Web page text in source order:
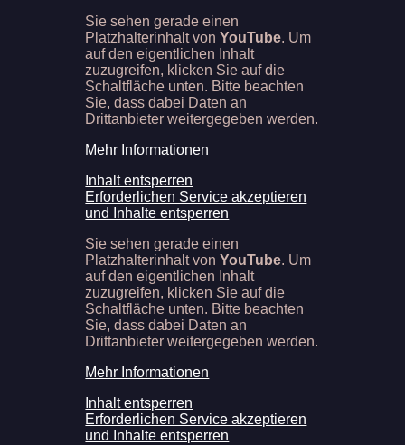
Sie sehen gerade einen
Platzhalterinhalt vonYouTube. Um
auf den eigentlichen Inhalt
zuzugreifen, klicken Sie auf die
Schaltfläche unten. Bitte beachten
Sie, dass dabei Daten an
Drittanbieter weitergegeben werden.
Mehr Informationen
Inhalt entsperren
Erforderlichen Service akzeptieren
und Inhalte entsperren
Sie sehen gerade einen
Platzhalterinhalt vonYouTube. Um
auf den eigentlichen Inhalt
zuzugreifen, klicken Sie auf die
Schaltfläche unten. Bitte beachten
Sie, dass dabei Daten an
Drittanbieter weitergegeben werden.
Mehr Informationen
Inhalt entsperren
Erforderlichen Service akzeptieren
und Inhalte entsperren